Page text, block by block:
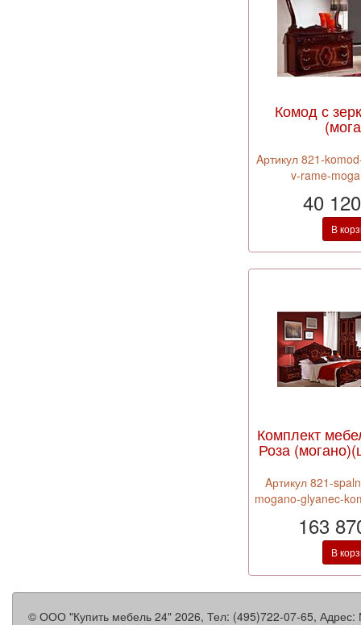
Комод с
Aртикул 821-
v-rame-
40
В
Комплект
Роза
Aртикул 821-
mogano-glyanec-
163
В
© ООО "Купить мебель 24" 2026, Тел: (495)722-07-65, Адрес: